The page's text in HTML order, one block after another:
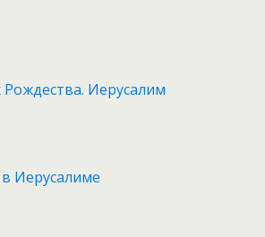
Рождества. Иерусалим
Иерусалиме